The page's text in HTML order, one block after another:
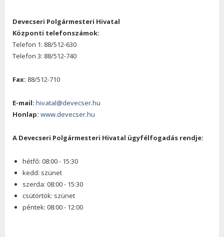
Devecseri Polgármesteri Hivatal
Központi telefonszámok:
Telefon 1: 88/512-630
Telefon 3: 88/512-740
Fax: 88/512-710
E-mail: hivatal@devecser.hu
Honlap: www.devecser.hu
A Devecseri Polgármesteri Hivatal ügyfélfogadás rendje:
hétfő: 08:00 - 15:30
kedd: szünet
szerda: 08:00 - 15:30
csütörtök: szünet
péntek: 08:00 - 12:00